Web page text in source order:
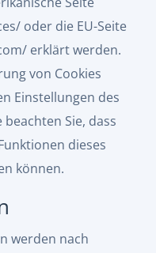
oder die EU-Seite
erklärt werden.
von Cookies
Einstellungen des
Sie, dass
dieses
können.
werden nach